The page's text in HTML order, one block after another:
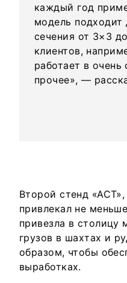
каждый год
модель подходит
сечения от 3×3
клиентов,
работает в
прочее», —
Второй стенд
привлекал не
привезла в столицу
грузов в шахтах и
образом, чтобы
выработках.